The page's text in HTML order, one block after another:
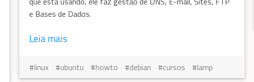
e Bases de Dados.
Leia mais
linux ubuntu howto debian cursos lamp